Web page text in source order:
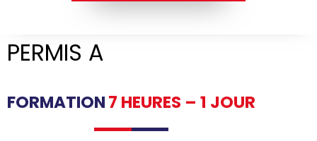
PERMIS A
FORMATION7 HEURES – 1 JOUR